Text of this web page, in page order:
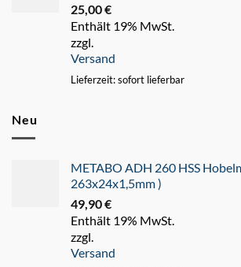
25,00€
Enthält 19% MwSt.
zzgl.
Versand
Lieferzeit: sofort lieferbar
Neu
METABO ADH 260 HSS
263x24x1,5mm )
49,90€
Enthält 19% MwSt.
zzgl.
Versand